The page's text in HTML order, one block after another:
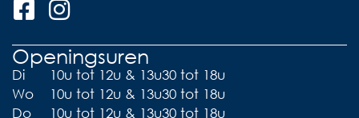
Openingsuren
Di
10u tot 12u & 13u30 tot 18u
Wo
10u tot 12u & 13u30 tot 18u
Do
10u tot 12u & 13u30 tot 18u